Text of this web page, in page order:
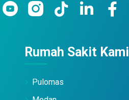
Rumah Sakit Kami
Pulomas